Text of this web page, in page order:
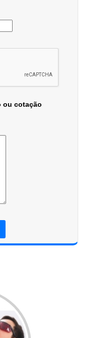
ou cotação